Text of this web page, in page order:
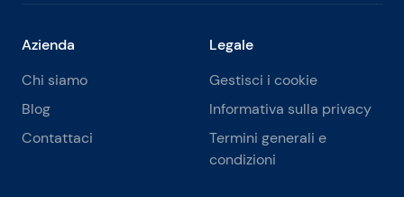
Azienda
Chi siamo
Blog
Contattaci
Legale
Gestisci i cookie
Informativa sulla privacy
Termini generali e
condizioni